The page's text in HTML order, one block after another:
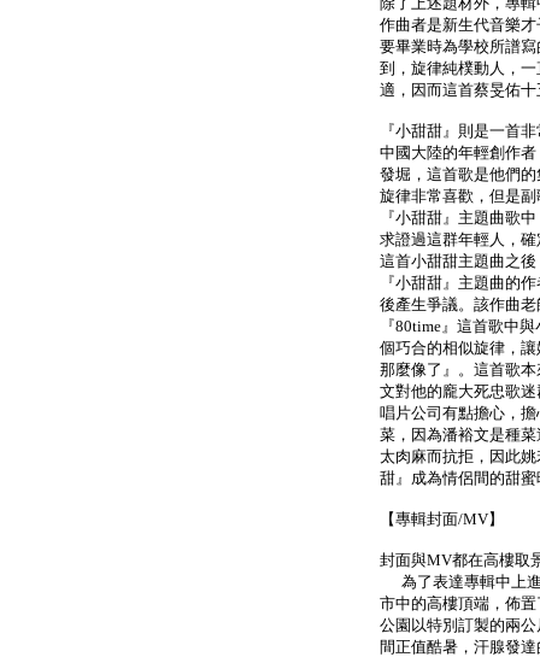
作曲者是新生代音樂
要畢業時為學校所譜
到，旋律純樸動人，
適，因而這首蔡旻佑
『小甜甜』則是一首
中國大陸的年輕創作
發堀，這首歌是他們
旋律非常喜歡，但是
『小甜甜』主題曲歌
求證過這群年輕人，
這首小甜甜主題曲之
『小甜甜』主題曲的
後產生爭議。該作曲
『80time』這首歌中
個巧合的相似旋律，
那麼像了』。這首歌
文對他的龐大死忠歌
唱片公司有點擔心，
菜，因為潘裕文是種
太肉麻而抗拒，因此
甜』成為情侶間的甜蜜
【專輯封面/MV】
封面與MV都在高樓取
為了表達專輯中上進
市中的高樓頂端，佈
公園以特別訂製的兩
間正值酷暑，汗腺發